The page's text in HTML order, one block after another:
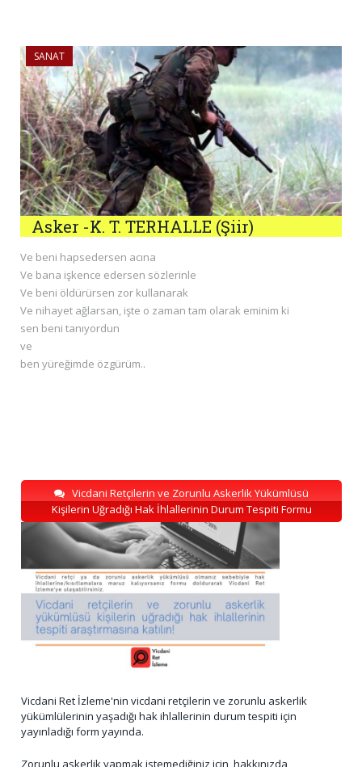
SANAT
Asker -K. T. TERHALLE (Şiir)
Ve beni hapsedersen acına
Ve bana işkence edersen sözlerinle
Ve beni öldürürsen zor kullanarak
Ve nihayet ağlarsan, işte o zaman tam olarak eminim ki
sen beni tanıyordun
ve
ben yüreğimde özgürüm..
Vicdani Retçilerin ve Zorunlu Askerlik Yükümlüsü
Kişilerin Uğradığı Hak İhlallerinin Durum Tespiti Formu
Vicdani Ret İzleme'nin vicdani retçilerin ve zorunlu askerlik
yükümlülerinin yaşadığı hak ihlallerinin durum tespiti için
yayınladığı form yayında.
Zorunlu askerlik yapmak istemediğiniz için, hakkınızda